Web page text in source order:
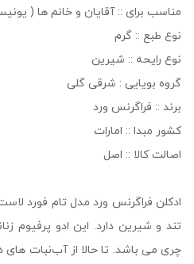
مناسب برای :: آقایان و خانم ها (
نوع طبع :: گرم
نوع رایحه :: شیرین
گروه بویایی : شرقی گلی
برند :: فراگرنس ورد
کشور مبدا :: امارات
اصالت کالا :: اصل
ادکلن فراگرنس ورد مدل تام فورد
تند و شیرین دارد. این ادو پرفیوم
چری می باشد. تا حالا از آب‌نبات